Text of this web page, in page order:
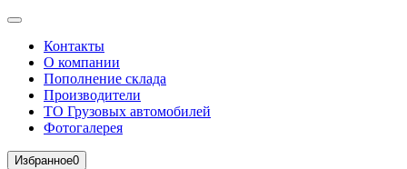
Контакты
О компании
Пополнение склада
Производители
ТО Грузовых автомобилей
Фотогалерея
Избранное0